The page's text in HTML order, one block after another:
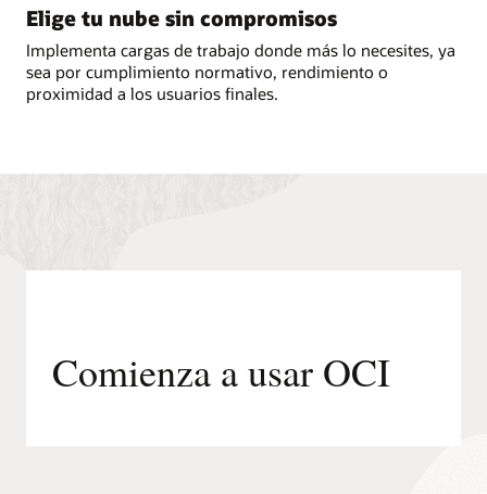
Elige tu nube sin compromisos
Implementa cargas de trabajo donde más lo necesites, ya
sea por cumplimiento normativo, rendimiento o
proximidad a los usuarios finales.
Comienza a usar OCI